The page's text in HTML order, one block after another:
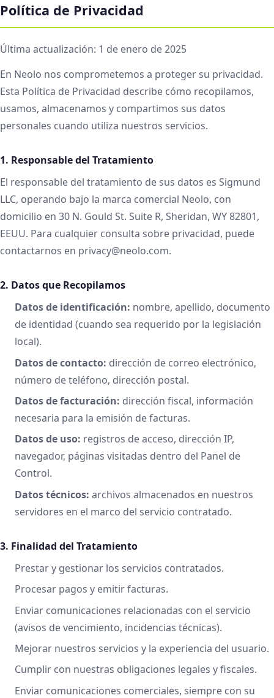
Política de Privacidad
Última actualización: 1 de enero de 2025
En Neolo nos comprometemos a proteger su privacidad.
Esta Política de Privacidad describe cómo recopilamos,
usamos, almacenamos y compartimos sus datos
personales cuando utiliza nuestros servicios.
1. Responsable del Tratamiento
El responsable del tratamiento de sus datos es Sigmund
LLC, operando bajo la marca comercial Neolo, con
domicilio en 30 N. Gould St. Suite R, Sheridan, WY 82801,
EEUU. Para cualquier consulta sobre privacidad, puede
contactarnos en privacy@neolo.com.
2. Datos que Recopilamos
Datos de identificación: nombre, apellido, documento
de identidad (cuando sea requerido por la legislación
local).
Datos de contacto: dirección de correo electrónico,
número de teléfono, dirección postal.
Datos de facturación: dirección fiscal, información
necesaria para la emisión de facturas.
Datos de uso: registros de acceso, dirección IP,
navegador, páginas visitadas dentro del Panel de
Control.
Datos técnicos: archivos almacenados en nuestros
servidores en el marco del servicio contratado.
3. Finalidad del Tratamiento
Prestar y gestionar los servicios contratados.
Procesar pagos y emitir facturas.
Enviar comunicaciones relacionadas con el servicio
(avisos de vencimiento, incidencias técnicas).
Mejorar nuestros servicios y la experiencia del usuario.
Cumplir con nuestras obligaciones legales y fiscales.
Enviar comunicaciones comerciales, siempre con su